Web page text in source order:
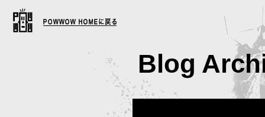
Blog